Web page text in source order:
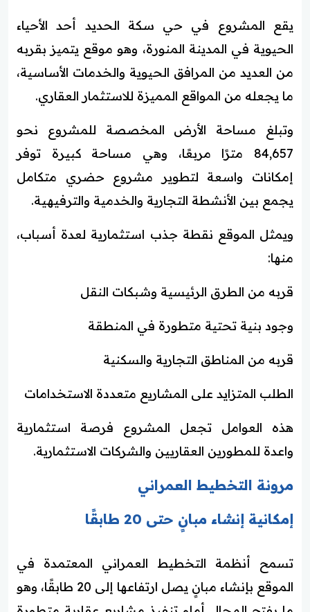
يقع المشروع في حي سكة الحديد أحد الأحياء
الحيوية في المدينة المنورة، وهو موقع يتميز بقربه
من العديد من المرافق الحيوية والخدمات الأساسية،
ما يجعله من المواقع المميزة للاستثمار العقاري.
وتبلغ مساحة الأرض المخصصة للمشروع نحو
84,657 مترًا مربعًا، وهي مساحة كبيرة توفر
إمكانات واسعة لتطوير مشروع حضري متكامل
يجمع بين الأنشطة التجارية والخدمية والترفيهية.
ويمثل الموقع نقطة جذب استثمارية لعدة أسباب،
منها:
قربه من الطرق الرئيسية وشبكات النقل
وجود بنية تحتية متطورة في المنطقة
قربه من المناطق التجارية والسكنية
الطلب المتزايد على المشاريع متعددة الاستخدامات
هذه العوامل تجعل المشروع فرصة استثمارية
واعدة للمطورين العقاريين والشركات الاستثمارية.
مرونة التخطيط العمراني
إمكانية إنشاء مبانٍ حتى 20 طابقًا
تسمح أنظمة التخطيط العمراني المعتمدة في
الموقع بإنشاء مبانٍ يصل ارتفاعها إلى 20 طابقًا، وهو